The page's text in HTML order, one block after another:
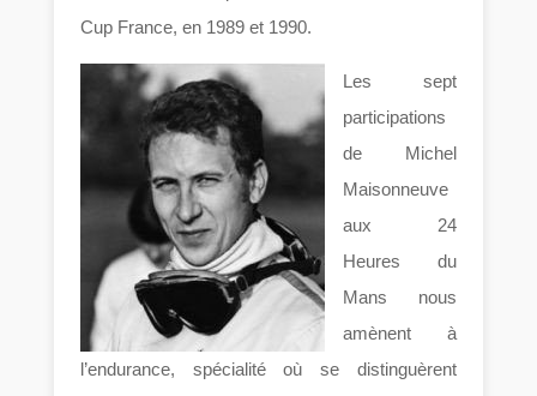
Cup France, en 1989 et 1990.
Les sept
participations
de Michel
Maisonneuve
aux 24
Heures du
Mans nous
amènent à
l’endurance, spécialité où se distinguèrent